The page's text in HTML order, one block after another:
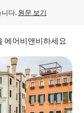
다. 원문 보기
에어비앤비하세요